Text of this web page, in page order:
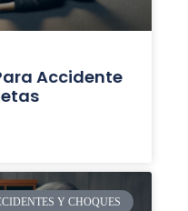
Accidente
Y CHOQUES